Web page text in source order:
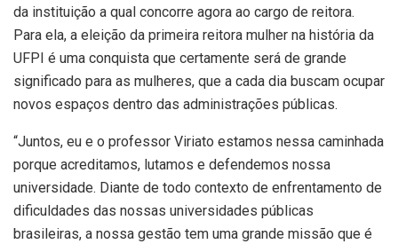
da instituição a qual concorre agora ao cargo de reitora.
Para ela, a eleição da primeira reitora mulher na história da
UFPI é uma conquista que certamente será de grande
significado para as mulheres, que a cada dia buscam ocupar
novos espaços dentro das administrações públicas.
“Juntos, eu e o professor Viriato estamos nessa caminhada
porque acreditamos, lutamos e defendemos nossa
universidade. Diante de todo contexto de enfrentamento de
dificuldades das nossas universidades públicas
brasileiras, a nossa gestão tem uma grande missão que é